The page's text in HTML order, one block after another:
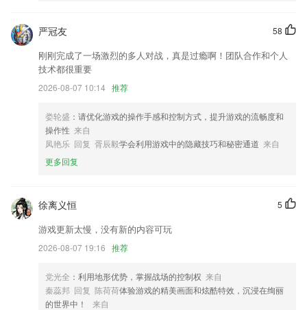
58
严冠友
刚刚完成了一场激烈的多人对战，真是过瘾啊！团队合作和个人
技术都很重要
2026-08-07 10:14 推荐
娄轮盛 ：请优化游戏的操作手感和控制方式，提升游戏的流畅度和
操作性 来自
凤艳乐 回复 胥辰毅学会利用游戏中的隐藏技巧和秘密通道 来自
更多回复
5
徐离义恒
游戏更新太慢，没有新的内容可玩
2026-08-07 19:16 推荐
党光全 ：利用地形优势，掌握战场的控制权 来自
秦蕊邦 回复 陈荷荷体验游戏的精美画面和炫酷特效，沉浸在绚丽
的世界中！
来自